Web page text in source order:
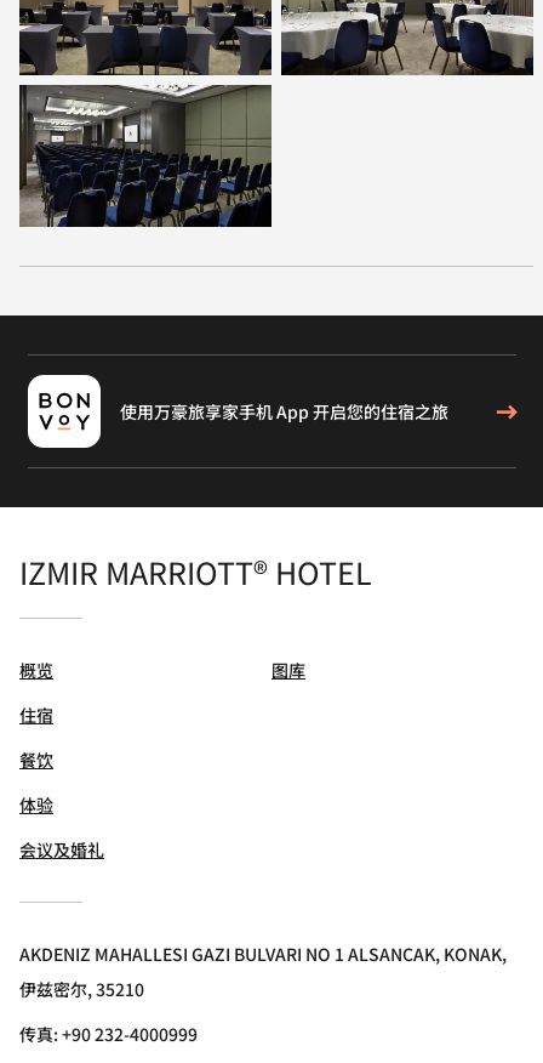
使用万豪旅享家手机 App 开启您的住宿之旅
IZMIR MARRIOTT® HOTEL
概览
住宿
餐饮
体验
会议及婚礼
图库
AKDENIZ MAHALLESI GAZI BULVARI NO 1 ALSANCAK, KONAK,
伊兹密尔, 35210
传真:+90 232-4000999